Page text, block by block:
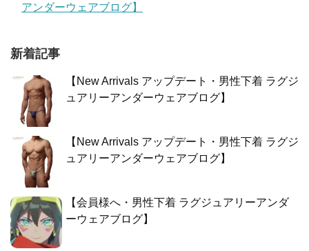
アンダーウェアブログ】
新着記事
【New Arrivals アップデート・男性下着 ラグジ
ュアリーアンダーウェアブログ】
【New Arrivals アップデート・男性下着 ラグジ
ュアリーアンダーウェアブログ】
【会員様へ・男性下着 ラグジュアリーアンダ
ーウェアブログ】